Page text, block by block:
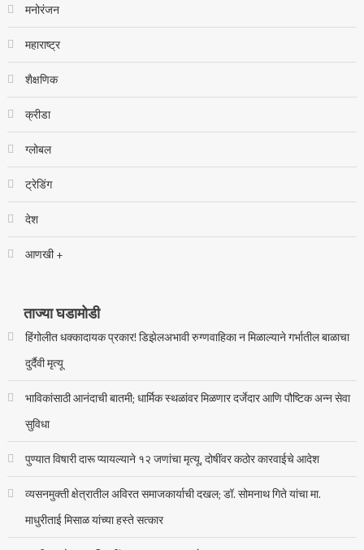
मनोरंजन
महाराष्ट्र
शैक्षणिक
क्रीडा
ग्लोबल
ट्रेडिंग
देश
आणखी +
ताज्या घडामोडी
हिंगोलीत धक्कादायक प्रकार! डिझेलअभावी रुग्णवाहिका न मिळाल्याने गर्भातील बाळाचा
दुर्दैवी मृत्यू
भाविकांसाठी आनंदाची बातमी; धार्मिक स्थळांवर मिळणार दर्जेदार आणि पौष्टिक अन्न सेवा
सुविधा
पुण्यात विषारी दारू प्यायल्याने १२ जणांचा मृत्यू, दोषींवर कठोर कारवाईचे आदेश
व्यसनमुक्ती क्षेत्रातील अविरत समाजकार्याची दखल; डॉ. सोमनाथ गिते यांचा मा.
माधुरीताई मिसाळ यांच्या हस्ते सत्कार